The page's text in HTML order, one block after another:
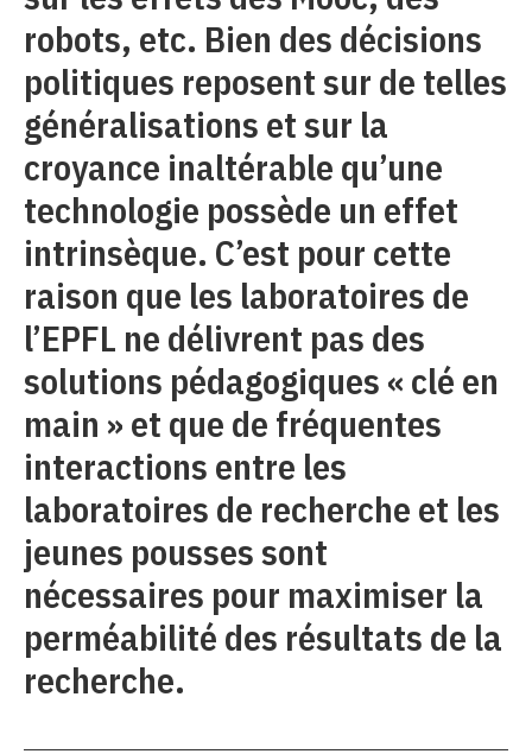
robots, etc. Bien des décisions
politiques reposent sur de telles
généralisations et sur la
croyance inaltérable qu’une
technologie possède un effet
intrinsèque. C’est pour cette
raison que les laboratoires de
l’EPFL ne délivrent pas des
solutions pédagogiques « clé en
main » et que de fréquentes
interactions entre les
laboratoires de recherche et les
jeunes pousses sont
nécessaires pour maximiser la
perméabilité des résultats de la
recherche.